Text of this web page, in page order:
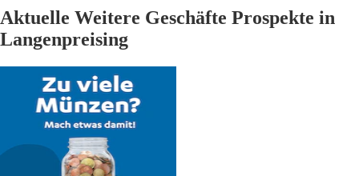
Aktuelle Weitere Geschäfte Prospekte in
Langenpreising